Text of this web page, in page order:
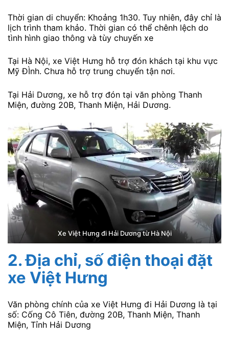
Thời gian di chuyển: Khoảng 1h30. Tuy nhiên, đây chỉ là
lịch trình tham khảo. Thời gian có thể chênh lệch do
tình hình giao thông và tùy chuyến xe
Tại Hà Nội, xe Việt Hưng hỗ trợ đón khách tại khu vực
Mỹ ĐÌnh. Chưa hỗ trợ trung chuyển tận nơi.
Tại Hải Dương, xe hỗ trợ đón tại văn phòng Thanh
Miện, đường 20B, Thanh Miện, Hải Dương.
Xe Việt Hưng đi Hải Dương từ Hà Nội
2. Địa chỉ, số điện thoại đặt
xe Việt Hưng
Văn phòng chính của xe Việt Hưng đi Hải Dương là tại
số: Cống Cô Tiên, đường 20B, Thanh Miện, Thanh
Miện, Tỉnh Hải Dương